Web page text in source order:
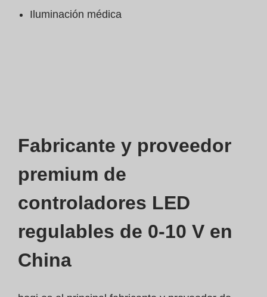
Iluminación médica
Fabricante y proveedor
premium de
controladores LED
regulables de 0-10 V en
China